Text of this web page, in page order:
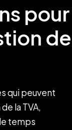
pour
de
qui peuvent
la TVA,
temps